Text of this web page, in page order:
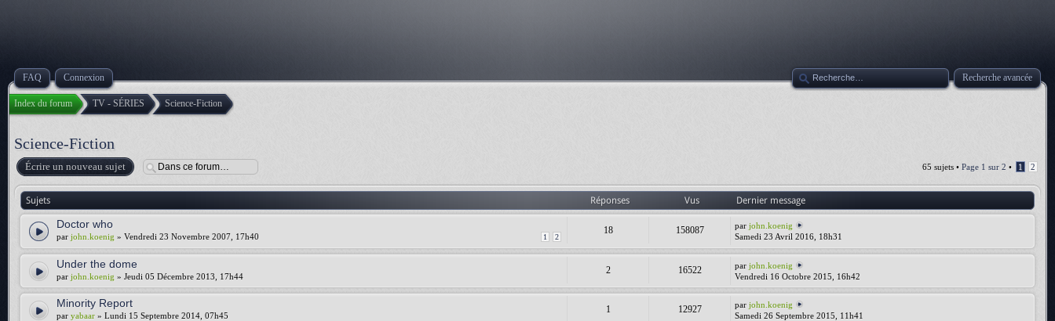
FAQ Connexion Recherche avancée
Index du forum TV - SÉRIES Science-Fiction
Science-Fiction
Écrire un nouveau sujet 65 sujets • Page 1 sur 2 • 1 2
Sujets Réponses Vus Dernier message
Doctor who
1 2
par john.koenig » Vendredi 23 Novembre 2007, 17h40
18 158087 parjohn.koenig
Samedi 23 Avril 2016, 18h31
Under the dome
par john.koenig » Jeudi 05 Décembre 2013, 17h44
2 16522 parjohn.koenig
Vendredi 16 Octobre 2015, 16h42
Minority Report
par yabaar » Lundi 15 Septembre 2014, 07h45
1 12927 parjohn.koenig
Samedi 26 Septembre 2015, 11h41